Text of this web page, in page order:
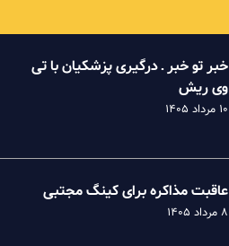
خبر تو خبر ـ درگیری پزشکیان با تی
وی ریش
۱۰ مرداد ۱۴۰۵
عاقبت مذاکره برای کینگ مجتبی
۸ مرداد ۱۴۰۵